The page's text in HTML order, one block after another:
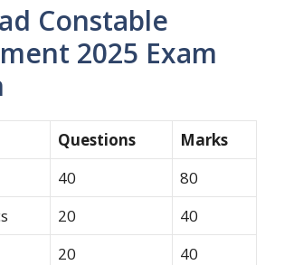
Constable
2025 Exam
Questions
Marks
40
80
20
40
20
40